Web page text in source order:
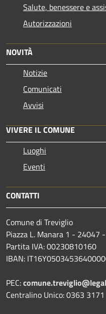
Salute, benessere e
Autorizzazioni
NOVITÀ
Notizie
Comunicati
Avvisi
VIVERE IL COMUNE
Luoghi
Eventi
CONTATTI
Comune di Treviglio
Piazza L. Manara 1 - 24047
Partita IVA: 00230810160
IBAN:
PEC:
Centralino Unico: 0363 3171